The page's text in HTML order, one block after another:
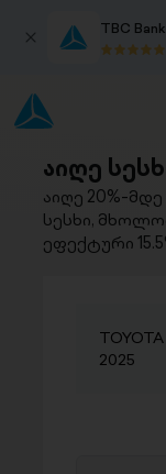
TBC Bank
აიღე
აიღე 20%-
სესხი,
ეფექტური
2025